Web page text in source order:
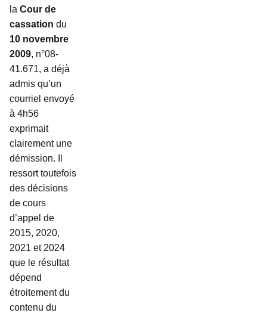
la Cour de
cassation du
10 novembre
2009, n°08-
41.671, a déjà
admis qu’un
courriel envoyé
à 4h56
exprimait
clairement une
démission. Il
ressort toutefois
des décisions
de cours
d’appel de
2015, 2020,
2021 et 2024
que le résultat
dépend
étroitement du
contenu du